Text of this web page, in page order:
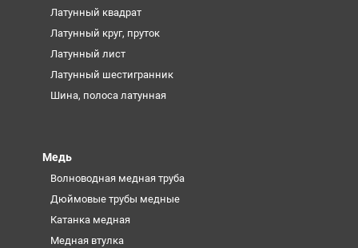
Латунный квадрат
Латунный круг, пруток
Латунный лист
Латунный шестигранник
Шина, полоса латунная
Медь
Волноводная медная труба
Дюймовые трубы медные
Катанка медная
Медная втулка